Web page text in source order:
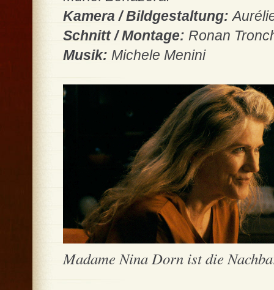
Kamera / Bildgestaltung:
Schnitt / Montage: Ronan
Musik: Michele Menini
Madame Nina Dorn ist die